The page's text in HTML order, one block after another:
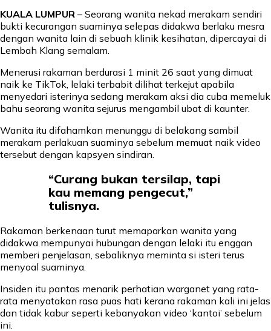
KUALA LUMPUR – Seorang wanita nekad merakam sendiri
bukti kecurangan suaminya selepas didakwa berlaku mesra
dengan wanita lain di sebuah klinik kesihatan, dipercayai di
Lembah Klang semalam.
Menerusi rakaman berdurasi 1 minit 26 saat yang dimuat
naik ke TikTok, lelaki terbabit dilihat terkejut apabila
menyedari isterinya sedang merakam aksi dia cuba memeluk
bahu seorang wanita sejurus mengambil ubat di kaunter.
Wanita itu difahamkan menunggu di belakang sambil
merakam perlakuan suaminya sebelum memuat naik video
tersebut dengan kapsyen sindiran.
“Curang bukan tersilap, tapi
kau memang pengecut,”
tulisnya.
Rakaman berkenaan turut memaparkan wanita yang
didakwa mempunyai hubungan dengan lelaki itu enggan
memberi penjelasan, sebaliknya meminta si isteri terus
menyoal suaminya.
Insiden itu pantas menarik perhatian warganet yang rata-
rata menyatakan rasa puas hati kerana rakaman kali ini jelas
dan tidak kabur seperti kebanyakan video ‘kantoi’ sebelum
ini.